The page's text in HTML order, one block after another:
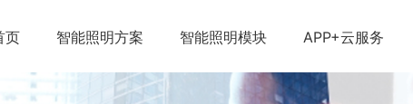
页 智能照明方案 智能照明模块 APP+云服务